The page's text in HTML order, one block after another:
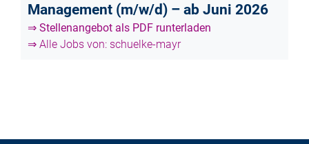
Management (m/w/d) – ab Juni 2026
⇒ Stellenangebot als PDF runterladen
⇒ Alle Jobs von: schuelke-mayr